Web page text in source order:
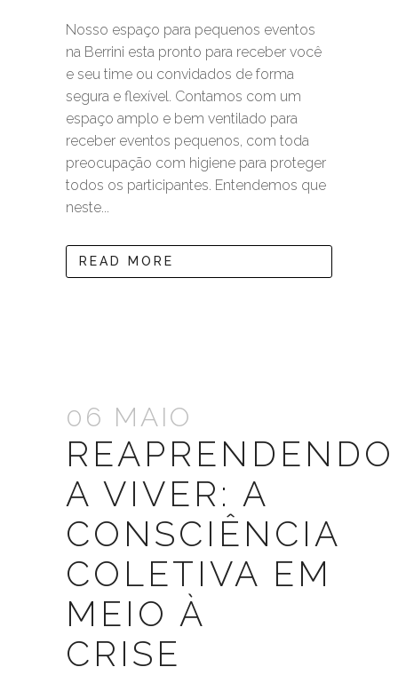
Nosso espaço para pequenos eventos
na Berrini esta pronto para receber você
e seu time ou convidados de forma
segura e flexível. Contamos com um
espaço amplo e bem ventilado para
receber eventos pequenos, com toda
preocupação com higiene para proteger
todos os participantes. Entendemos que
neste...
READ MORE
06 MAIO
REAPRENDENDO
A VIVER: A
CONSCIÊNCIA
COLETIVA EM
MEIO À
CRISE